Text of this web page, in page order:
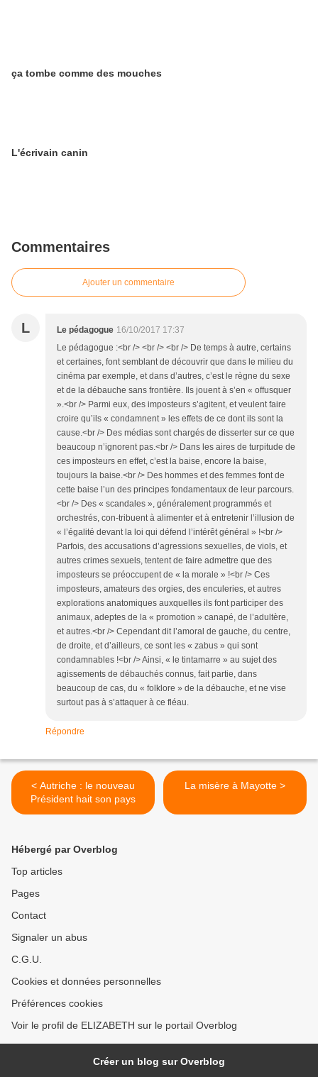
ça tombe comme des mouches
L'écrivain canin
Commentaires
Ajouter un commentaire
L Le pédagogue 16/10/2017 17:37
Le pédagogue :<br /> <br /> <br /> De temps à autre, certains
et certaines, font semblant de découvrir que dans le milieu du
cinéma par exemple, et dans d’autres, c’est le règne du sexe
et de la débauche sans frontière. Ils jouent à s’en « offusquer
».<br /> Parmi eux, des imposteurs s’agitent, et veulent faire
croire qu’ils « condamnent » les effets de ce dont ils sont la
cause.<br /> Des médias sont chargés de disserter sur ce que
beaucoup n’ignorent pas.<br /> Dans les aires de turpitude de
ces imposteurs en effet, c’est la baise, encore la baise,
toujours la baise.<br /> Des hommes et des femmes font de
cette baise l’un des principes fondamentaux de leur parcours.
<br /> Des « scandales », généralement programmés et
orchestrés, con-tribuent à alimenter et à entretenir l’illusion de
« l’égalité devant la loi qui défend l’intérêt général » !<br />
Parfois, des accusations d’agressions sexuelles, de viols, et
autres crimes sexuels, tentent de faire admettre que des
imposteurs se préoccupent de « la morale » !<br /> Ces
imposteurs, amateurs des orgies, des enculeries, et autres
explorations anatomiques auxquelles ils font participer des
animaux, adeptes de la « promotion » canapé, de l’adultère,
et autres.<br /> Cependant dit l’amoral de gauche, du centre,
de droite, et d’ailleurs, ce sont les « zabus » qui sont
condamnables !<br /> Ainsi, « le tintamarre » au sujet des
agissements de débauchés connus, fait partie, dans
beaucoup de cas, du « folklore » de la débauche, et ne vise
surtout pas à s’attaquer à ce fléau.
Répondre
< Autriche : le nouveau
Président hait son pays
La misère à Mayotte >
Hébergé par Overblog
Top articles
Pages
Contact
Signaler un abus
C.G.U.
Cookies et données personnelles
Préférences cookies
Voir le profil de ELIZABETH sur le portail Overblog
Créer un blog sur Overblog